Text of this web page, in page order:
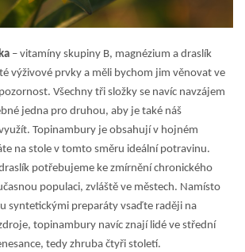
– vitamíny skupiny B, magnézium a draslík
výživové prvky a měli bychom jim věnovat ve
Všechny tři složky se navíc navzájem
jedna pro druhou, aby je také náš
Topinambury je obsahují v hojném
na stole v tomto směru ideální potravinu.
potřebujeme ke zmírnění chronického
populaci, zvláště ve městech. Namísto
syntetickými preparáty vsaďte raději na
topinambury navíc znají lidé ve střední
tedy zhruba čtyři století.